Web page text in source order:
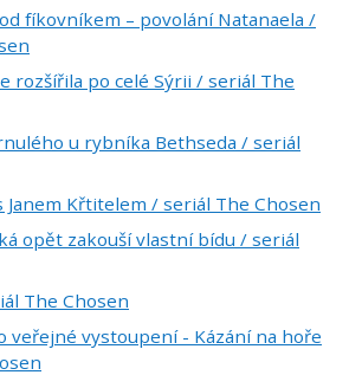
fíkovníkem – povolání Natanaela /
rozšířila po celé Sýrii / seriál The
u rybníka Bethseda / seriál
Janem Křtitelem / seriál The Chosen
opět zakouší vlastní bídu / seriál
The Chosen
veřejné vystoupení - Kázání na hoře